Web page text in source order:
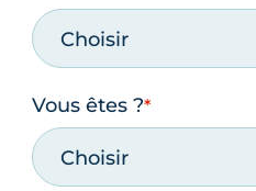
Choisir
Vous êtes ?
Choisir